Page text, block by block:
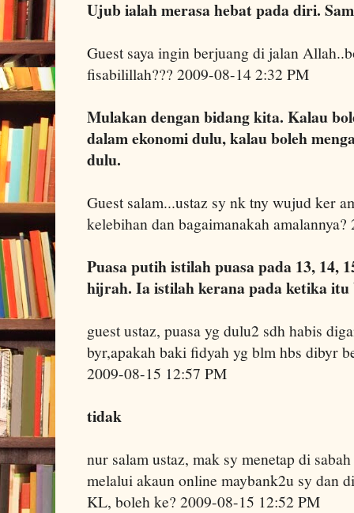
Ujub ialah merasa hebat pada diri.
Guest saya ingin berjuang di jalan
fisabilillah??? 2009-08-14 2:32 PM
Mulakan dengan bidang kita. Kalau
dalam ekonomi dulu, kalau boleh
dulu.
Guest salam...ustaz sy nk tny wujud ker
kelebihan dan bagaimanakah
Puasa putih istilah puasa pada 13, 14,
hijrah. Ia istilah kerana pada ketika itu
guest ustaz, puasa yg dulu2 sdh habis
byr,apakah baki fidyah yg blm hbs dibyr
2009-08-15 12:57 PM
tidak
nur salam ustaz, mak sy menetap di
melalui akaun online maybank2u sy dan
KL, boleh ke? 2009-08-15 12:52 PM